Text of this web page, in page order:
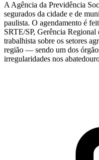
A Agência da Previdência
segurados da cidade e de
paulista. O agendamento é
SRTE/SP, Gerência
trabalhista sobre os setores
região — sendo um dos
irregularidades nos